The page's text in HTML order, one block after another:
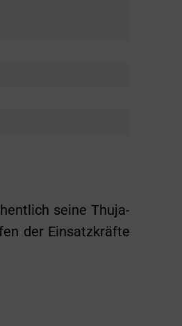
seine Thuja-
der Einsatzkräfte